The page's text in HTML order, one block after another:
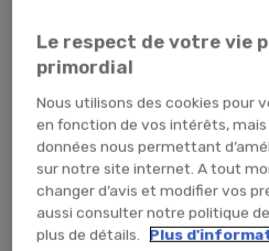
Efficacité
Sans
Le respect de votre vie
primordial
Nous utilisons des cookies pour
en fonction de vos intérêts,
données nous permettant
sur notre site internet. A tout
changer d’avis et modifier vos
aussi consulter notre politique
plus de détails.
Plus